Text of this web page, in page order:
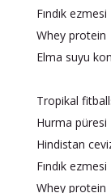
Fındık ezmesi
Whey protein
Elma suyu
Tropikal
Hurma püresi
Hindistan
Fındık ezmesi
Whey protein